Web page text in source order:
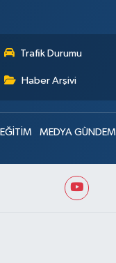
Trafik Durumu
Haber Arşivi
EĞİTİM MEDYA GÜNDEMİ